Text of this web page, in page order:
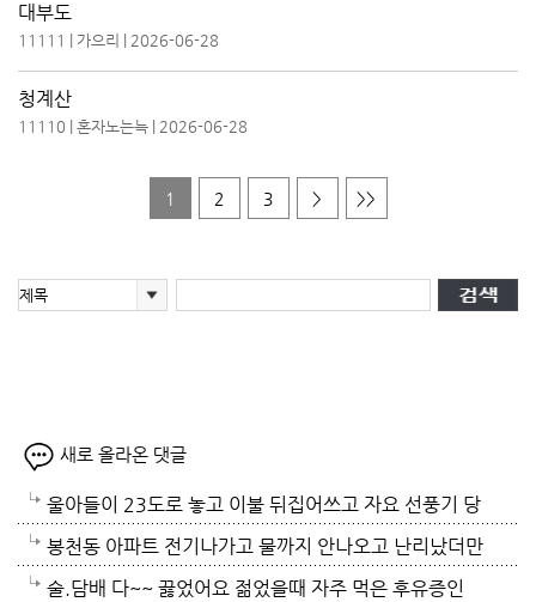
대부도
11111 가으리 2026-06-28
청계산
11110 혼자노는늑 2026-06-28
1 2 3 > >>
새로 올라온 댓글
울아들이 23도로 놓고 이불 뒤집어쓰고 자요 선풍기 당
연 틀어져있고 에휴
봉천동 아파트 전기나가고 물까지 안나오고 난리났더만
요. 어제 뉴스나오데요.진짜지 이젠 여름이 살기 더 힘
술.담배 다~~ 끓었어요 젊었을때 자주 먹은 후유증인